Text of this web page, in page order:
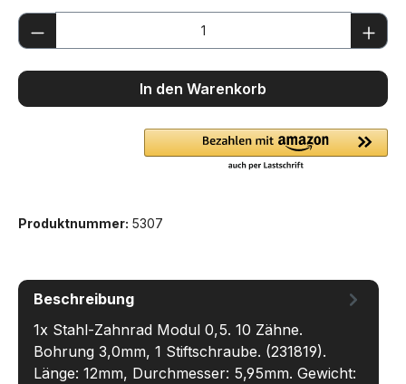
Produkt Anzahl: Gib den gewünschten
In den Warenkorb
Produktnummer: 5307
Beschreibung
1x Stahl-Zahnrad Modul 0,5. 10 Zähne.
Bohrung 3,0mm, 1 Stiftschraube. (231819).
Länge: 12mm, Durchmesser: 5,95mm. Gewicht: